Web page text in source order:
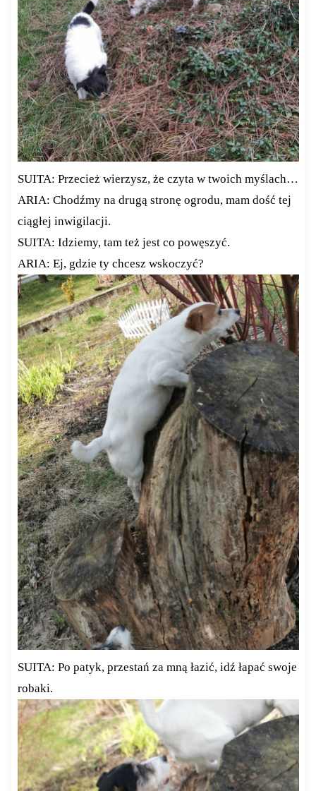
SUITA: Przecież wierzysz, że czyta w twoich myślach…
ARIA: Chodźmy na drugą stronę ogrodu, mam dość tej
ciągłej inwigilacji.
SUITA: Idziemy, tam też jest co powęszyć.
ARIA: Ej, gdzie ty chcesz wskoczyć?
SUITA: Po patyk, przestań za mną łazić, idź łapać swoje
robaki.